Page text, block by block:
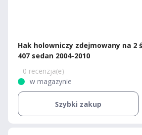
Hak holowniczy zdejmowany na 2
407 sedan 2004-2010
0 recenzja(e)
w magazynie
Szybki zakup